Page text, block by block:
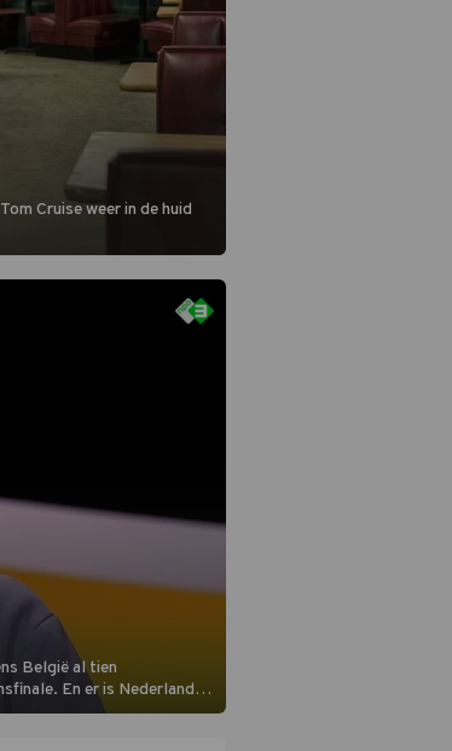
Cruise weer in de huid
België al tien
En er is Nederlandse
jurytafel.